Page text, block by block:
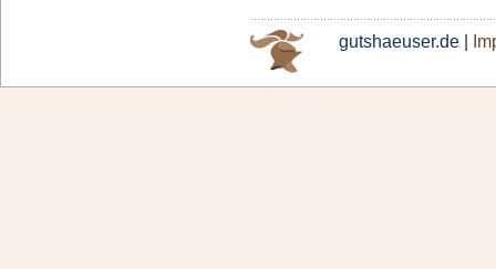
gutshaeuser.de |